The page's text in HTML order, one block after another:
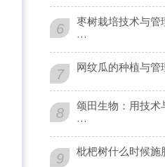
6
枣树栽培技术与管
···
7 网纹瓜的种植与管
8
颂田生物：用技术
···
9 枇杷树什么时候施